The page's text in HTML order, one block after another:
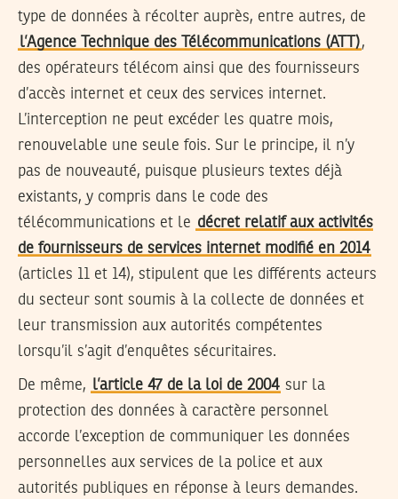
type de données à récolter auprès, entre autres, de
l’Agence Technique des Télécommunications (ATT),
des opérateurs télécom ainsi que des fournisseurs
d’accès internet et ceux des services internet.
L’interception ne peut excéder les quatre mois,
renouvelable une seule fois. Sur le principe, il n’y
pas de nouveauté, puisque plusieurs textes déjà
existants, y compris dans le code des
télécommunications et le décret relatif aux activités
de fournisseurs de services internet modifié en 2014
(articles 11 et 14), stipulent que les différents acteurs
du secteur sont soumis à la collecte de données et
leur transmission aux autorités compétentes
lorsqu’il s’agit d’enquêtes sécuritaires.
De même, l’article 47 de la loi de 2004 sur la
protection des données à caractère personnel
accorde l’exception de communiquer les données
personnelles aux services de la police et aux
autorités publiques en réponse à leurs demandes.